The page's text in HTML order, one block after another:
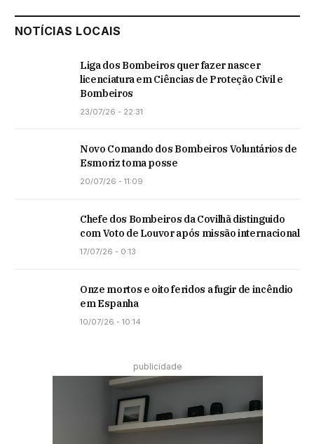
NOTÍCIAS LOCAIS
Liga dos Bombeiros quer fazer nascer
licenciatura em Ciências de Proteção Civil e
Bombeiros
23/07/26 - 22:31
Novo Comando dos Bombeiros Voluntários de
Esmoriz toma posse
20/07/26 - 11:09
Chefe dos Bombeiros da Covilhã distinguido
com Voto de Louvor após missão internacional
17/07/26 - 0:13
Onze mortos e oito feridos a fugir de incêndio
em Espanha
10/07/26 - 10:14
publicidade